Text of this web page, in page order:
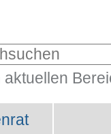
aktuellen